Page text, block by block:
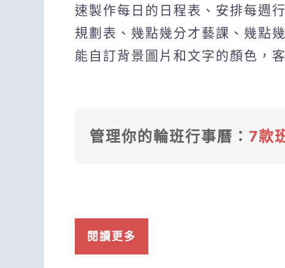
速製作每日的日程表、安排每週
規劃表、幾點幾分才藝課、幾點
能自訂背景圖片和文字的顏色，
管理你的輪班行事曆： 7款
閱讀更多